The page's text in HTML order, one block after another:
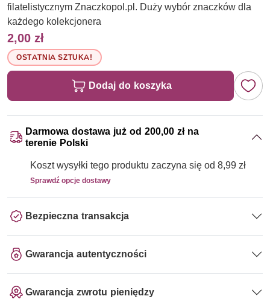
filatelistycznym Znaczkopol.pl. Duży wybór znaczków dla
każdego kolekcjonera
2,00 zł
OSTATNIA SZTUKA!
Dodaj do koszyka
Darmowa dostawa już od 200,00 zł na
terenie Polski
Koszt wysyłki tego produktu zaczyna się od 8,99 zł
Sprawdź opcje dostawy
Bezpieczna transakcja
Gwarancja autentyczności
Gwarancja zwrotu pieniędzy